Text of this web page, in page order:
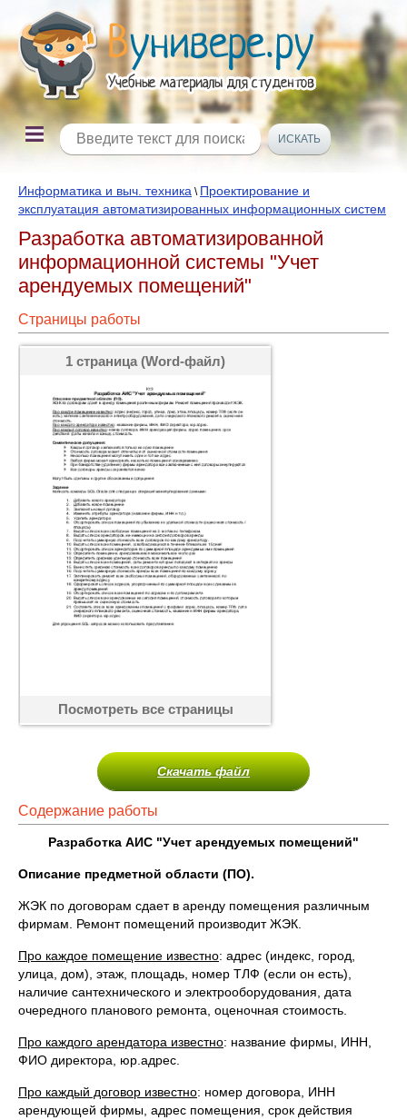
Информатика и выч. техника \ Проектирование и
эксплуатация автоматизированных информационных систем
Разработка автоматизированной
информационной системы "Учет
арендуемых помещений"
Страницы работы
1 страница (Word-файл)
Посмотреть все страницы
Скачать файл
Содержание работы
Разработка АИС "Учет арендуемых помещений"
Описание предметной области (ПО).
ЖЭК по договорам сдает в аренду помещения различным
фирмам. Ремонт помещений производит ЖЭК.
Про каждое помещение известно: адрес (индекс, город,
улица, дом), этаж, площадь, номер ТЛФ (если он есть),
наличие сантехнического и электрооборудования, дата
очередного планового ремонта, оценочная стоимость.
Про каждого арендатора известно: название фирмы, ИНН,
ФИО директора, юр.адрес.
Про каждый договор известно: номер договора, ИНН
арендующей фирмы, адрес помещения, срок действия